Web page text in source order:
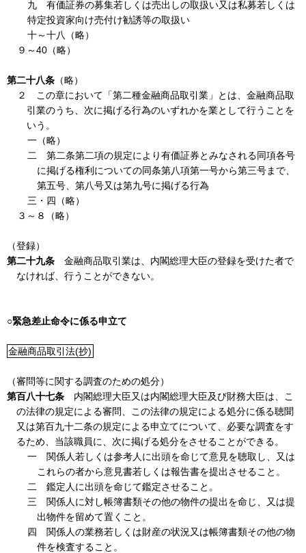
九 有価証券の募集若しくは売出しの取扱い又は私募若しくは
特定投資家向け売付け勧誘等の取扱い
十～十八（略）
９～40（略）
第二十八条 （略）
２ この章において「第二種金融商品取引業」とは、金融商品取
引業のうち、次に掲げる行為のいずれかを業として行うことを
いう。
一（略）
二 第二条第二項の規定により有価証券とみなされる同項各号
に掲げる権利についての同条第八項第一号から第三号まで、
第五号、第八号又は第九号に掲げる行為
三・四（略）
３～８（略）
（登録）
第二十九条 金融商品取引業は、内閣総理大臣の登録を受けた者で
なければ、行うことができない。
○緊急差止命令に係る申立て
金融商品取引法(抄)
（審問等に関する調査のための処分）
第百八十七条 内閣総理大臣又は内閣総理大臣及び財務大臣は、こ
の法律の規定による審問、この法律の規定による処分に係る聴聞
又は第百九十二条の規定による申立てについて、必要な調査をす
るため、当該職員に、次に掲げる処分をさせることができる。
一 関係人若しくは参考人に出頭を命じて意見を聴取し、又は
これらの者から意見書若しくは報告書を提出させること。
二 鑑定人に出頭を命じて鑑定させること。
三 関係人に対し帳簿書類その他の物件の提出を命じ、又は提
出物件を留めて置くこと。
四 関係人の業務若しくは財産の状況又は帳簿書類その他の物
件を検査すること。